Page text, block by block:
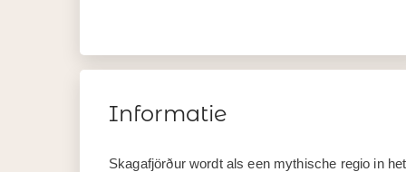
Informatie
Skagafjörður wordt als een mythische regio in